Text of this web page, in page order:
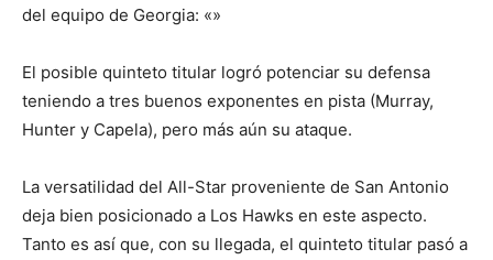
del equipo de Georgia: «»
El posible quinteto titular logró potenciar su defensa
teniendo a tres buenos exponentes en pista (Murray,
Hunter y Capela), pero más aún su ataque.
La versatilidad del All-Star proveniente de San Antonio
deja bien posicionado a Los Hawks en este aspecto.
Tanto es así que, con su llegada, el quinteto titular pasó a